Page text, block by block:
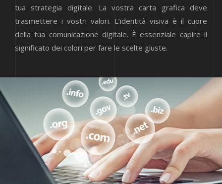
tua strategia digitale. La vostra carta grafica deve
trasmettere i vostri valori. L’identità visiva è il cuore
della tua comunicazione digitale. È essenziale capire il
significato dei colori per fare le scelte giuste.